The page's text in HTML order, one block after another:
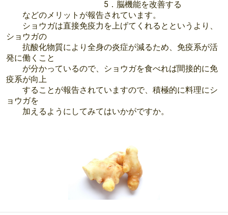
5．脳機能を改善する
などのメリットが報告されています。
ショウガは直接免疫力を上げてくれるとというより、
ショウガの
抗酸化物質により全身の炎症が減るため、免疫系が活
発に働くこと
が分かっているので、ショウガを食べれば間接的に免
疫系が向上
することが報告されていますので、積極的に料理にシ
ョウガを
加えるようにしてみてはいかがですか。